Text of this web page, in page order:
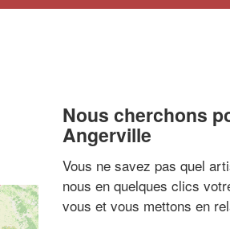
Nous cherchons
Angerville
Vous ne savez pas quel
nous en quelques clics
vous et vous mettons en